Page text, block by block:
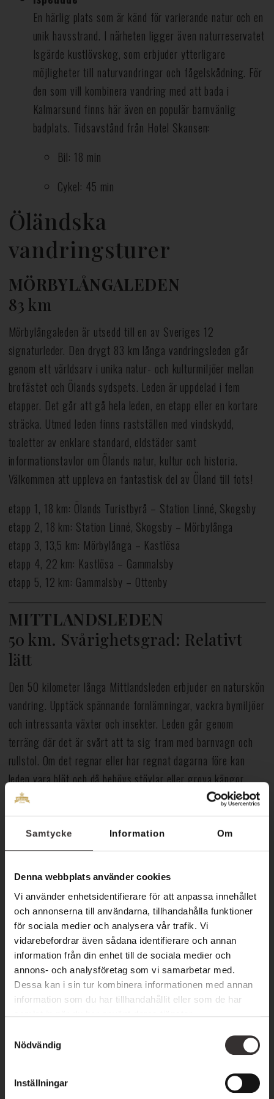
Samtycke Information Om
Denna webbplats använder cookies
Vi använder enhetsidentifierare för att anpassa innehållet
och annonserna till användarna, tillhandahålla funktioner
för sociala medier och analysera vår trafik. Vi
vidarebefordrar även sådana identifierare och annan
information från din enhet till de sociala medier och
annons- och analysföretag som vi samarbetar med.
Dessa kan i sin tur kombinera informationen med annan
information som du har tillhandahållit eller som de har
Nödvändig
Inställningar
En härlig plats som är känd för varierande natur och en
unik havsstrand. I närheten ligger även naturreservatet
Isgärde kustlövskog, som erbjuder ytterligare
möjligheter till naturvandringar och fågelskådning. För
den som vill kombinera vandring med att bada i
Kalmarsund finns här även en populär barnvänlig
badplats. Tidsavstånd från Hotel Skansen:
Bil: 18 min
Cykel: 45 min
Öländska
vandringsturer
MÖRBYLÅNGALEDEN
83 km
Mörbylångaleden är utsedd till en av Sveriges 12
signaturleder. Den drygt 83 km långa vandringsleden går
genom ett världsarv i unika natur- och kulturmiljöer mellan
brofästet och Ölands sydspets. Leden är uppdelad i fem
etapper. Det går att gå hela leden, en etapp eller en kortare
sträcka. Utmed leden finns rastställen med vindskydd,
toaletter av enklare standard, eldstäder samt
informationstavlor om Ölands natur, kultur och historia.
Välkommen att uppleva en fantastisk del av Öland till fots!
etapp 1, 18 km: Ölands Turistbyrå – Station Linné, Skogsby
etapp 2, 18 km: Station Linné, Skogsby – Mörbylånga
etapp 3, 13,5 km: Mörbylånga – Kastlösa
etapp 4, 22 km: Kastlösa – Gammalsby
etapp 5, 12 km: Gammalsby – Ottenby
MITTLANDSLEDEN
50 km. Svårighetsgrad: Relativt
lätt
Den 50 kilometer långa Mittlandsleden erbjuder en naturskön
vandring. Upptäck spännande fornlämningar, vackra bymiljöer
och intressanta växter och insekter. Leden går genom
terräng där det är svårt att ta sig fram med barnvagn och
rullstol. Om det regnar eller har regnat dagarna före kan
leden vara blöt och då behövs stövlar eller grova kängor.
Många öländska sevärdheter av yppersta klass passeras
under vägen som Gråborg, Ismantorps borg, Odens flisor och
varierande natur. En av sträckorna går ut till den östra
kusten till Stenboudd.
Leden passerar byar som Runsten, Borgs by, Lopperstad,
Karum, Vanserum och Norra Bäck.
STORA ALVARLEDEN
35 km. Svårighetsgrad: Lätt
Under några år har Mörbylånga kommun och Länsstyrelsen i
samarbete med markägare gjort i ordning en vandringsled
sammanlagt ca 3,5 mil vandringsled över alvarmark där man